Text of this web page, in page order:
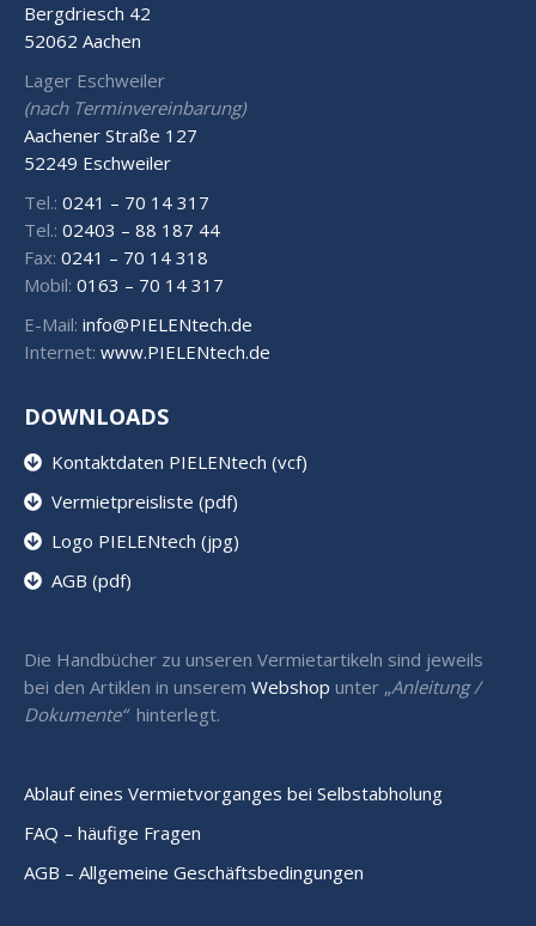
Bergdriesch 42
52062 Aachen
Lager Eschweiler
(nach Terminvereinbarung)
Aachener Straße 127
52249 Eschweiler
Tel.: 0241 – 70 14 317
Tel.: 02403 – 88 187 44
Fax: 0241 – 70 14 318
Mobil: 0163 – 70 14 317
E-Mail: info@PIELENtech.de
Internet: www.PIELENtech.de
DOWNLOADS
Kontaktdaten PIELENtech (vcf)
Vermietpreisliste (pdf)
Logo PIELENtech (jpg)
AGB (pdf)
Die Handbücher zu unseren Vermietartikeln sind jeweils
bei den Artiklen in unserem Webshop unter „Anleitung /
Dokumente“ hinterlegt.
Ablauf eines Vermietvorganges bei Selbstabholung
FAQ – häufige Fragen
AGB – Allgemeine Geschäftsbedingungen